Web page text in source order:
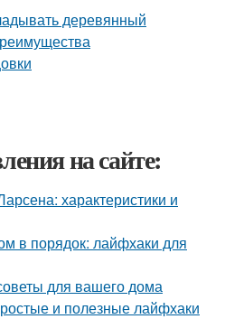
на сайте:
характеристики и
в порядок: лайфхаки для
для вашего дома
и полезные лайфхаки